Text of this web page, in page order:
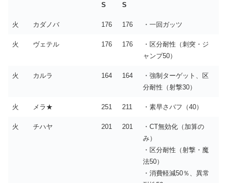
S
S
火 カダノバ 176 176 ・一回ガッツ
火 ヴェテル 176 176
・区分耐性（刺突・ジ
ャンプ50）
火 カルラ 164 164
・強制ターゲット、区
分耐性（射撃30）
火 メラ★ 251 211 ・素早さバフ（40）
火 チハヤ 201 201
・CT無効化（加算の
み）
・区分耐性（射撃・魔
法50）
・消費軽減50％、異常